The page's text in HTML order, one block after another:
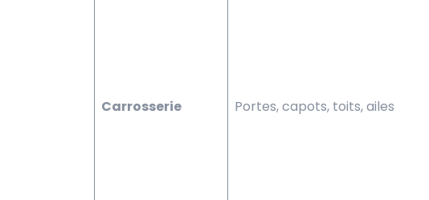
Carrosserie Portes, capots, toits, ailes